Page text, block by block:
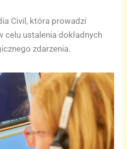
Civil, która prowadzi
celu ustalenia dokładnych
zdarzenia.